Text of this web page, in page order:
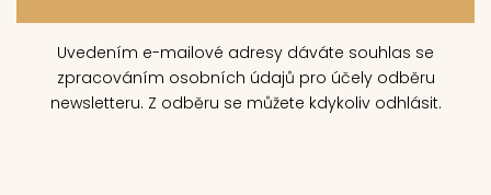
Uvedením e-mailové adresy dáváte souhlas se
zpracováním osobních údajů pro účely odběru
newsletteru. Z odběru se můžete kdykoliv odhlásit.